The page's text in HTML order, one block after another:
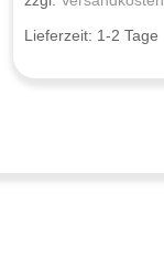
Lieferzeit: 1-2 Tage